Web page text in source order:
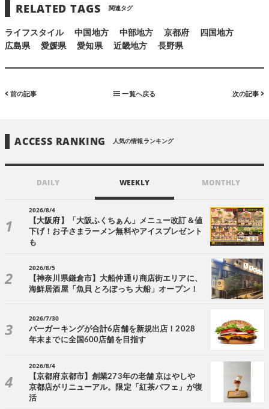
RELATED TAGS 関連タグ
ライフスタイル 中国地方 中部地方 京都府
四国地方
広島県
愛媛県 愛知県 近畿地方 長野県
前の記事 一覧へ戻る 次の記事
ACCESS RANKING 人気の情報ランキング
DAILY WEEKLY MONTHLY
2026/8/4
【大阪府】「大阪ふくちぁん」メニュー改訂＆値
下げ！お子さまラーメン無料やアイスプレゼント
も
2026/8/5
【神奈川県鎌倉市】大船仲通り商店街エリアに、
海鮮居酒屋「魚貝 とろぼっち 大船」オープン！
2026/7/30
バーガーキングが合計6店舗を新規出店！2028
年末までに全国600店舗を目指す
2026/8/4
【京都府京都市】創業273年の老舗 京はやしや
京都店がリニューアル。限定「紅茶パフェ」が復
活